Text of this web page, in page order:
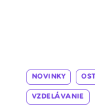
NOVINKY
VZDELÁVANIE